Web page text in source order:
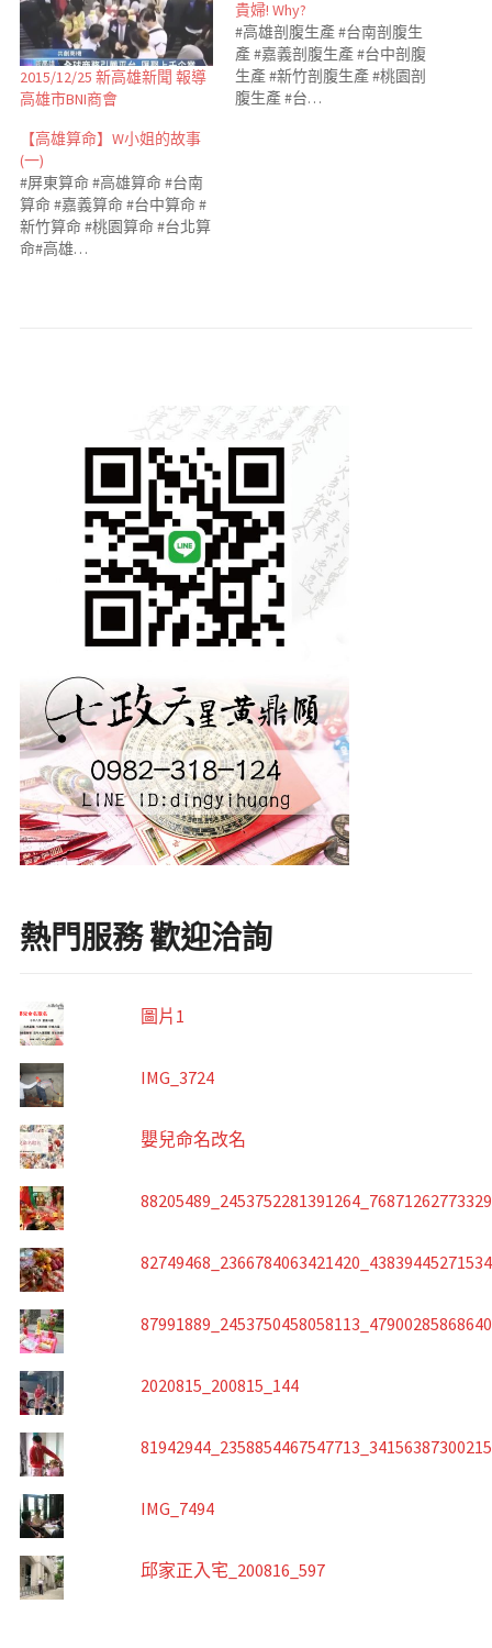
2015/12/25 新高雄新聞 報導
高雄市BNI商會
貴婦! Why?
#高雄剖腹生產 #台南剖腹生
產 #嘉義剖腹生產 #台中剖腹
生產 #新竹剖腹生產 #桃園剖
腹生產 #台…
【高雄算命】W小姐的故事
(一)
#屏東算命 #高雄算命 #台南
算命 #嘉義算命 #台中算命 #
新竹算命 #桃園算命 #台北算
命#高雄…
熱門服務 歡迎洽詢
圖片1
IMG_3724
嬰兒命名改名
2020815_200815_144
IMG_7494
邱家正入宅_200816_597